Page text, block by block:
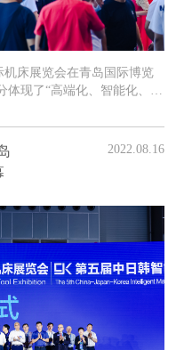
机床展览会在青岛国际博览
现了“高端化、智能化、绿
2022.08.16